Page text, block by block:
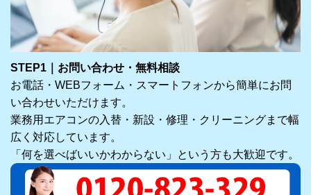
STEP1｜お問い合わせ・無料相談
お電話・WEBフォーム・スマートフォンから簡単にお問
い合わせいただけます。
業務用エアコンの入替・新設・修理・クリーニングまで幅
広く対応しています。
「何を選べばいいかわからない」という方も大歓迎です。